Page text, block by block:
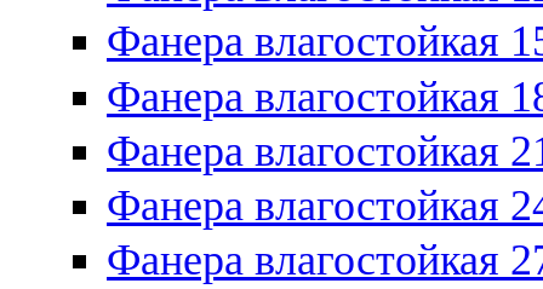
Фанера влагостойкая
Фанера влагостойкая
Фанера влагостойкая
Фанера влагостойкая
Фанера влагостойкая